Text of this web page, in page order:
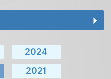
2024
2021